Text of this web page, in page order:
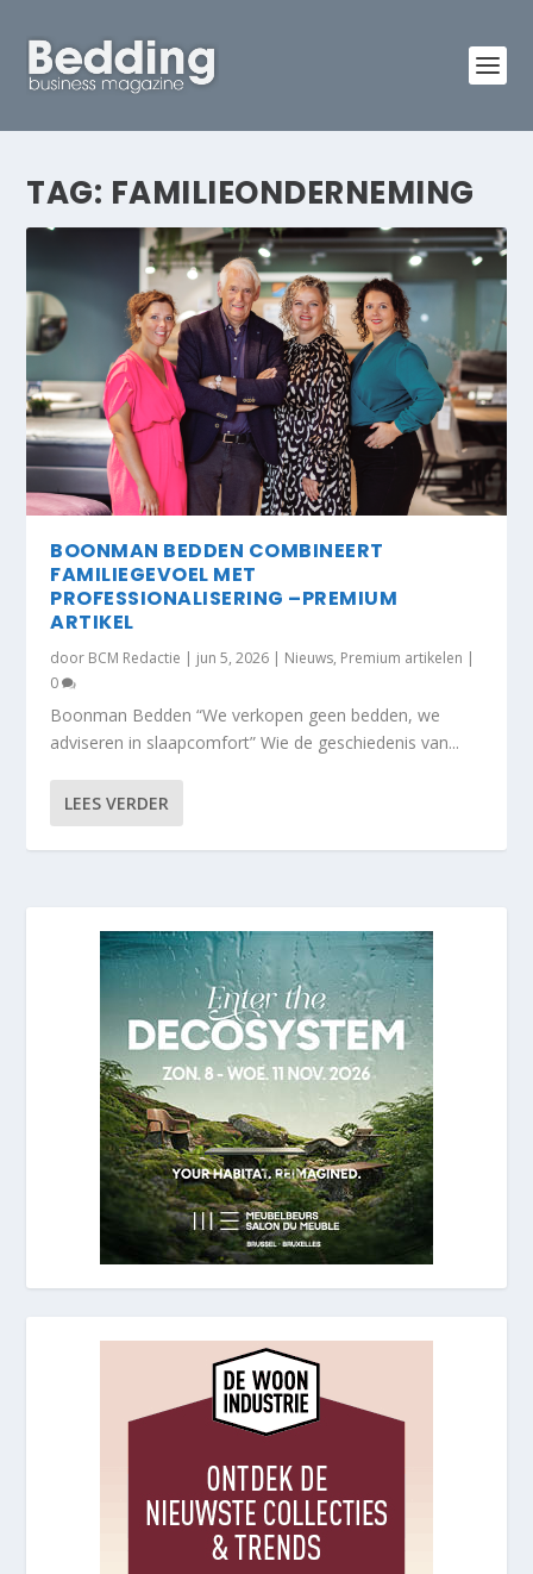
TAG: FAMILIEONDERNEMING
BOONMAN BEDDEN COMBINEERT
FAMILIEGEVOEL MET
PROFESSIONALISERING –PREMIUM
ARTIKEL
door BCM Redactie | jun 5, 2026 | Nieuws, Premium artikelen |
0
Boonman Bedden “We verkopen geen bedden, we
adviseren in slaapcomfort” Wie de geschiedenis van...
LEES VERDER